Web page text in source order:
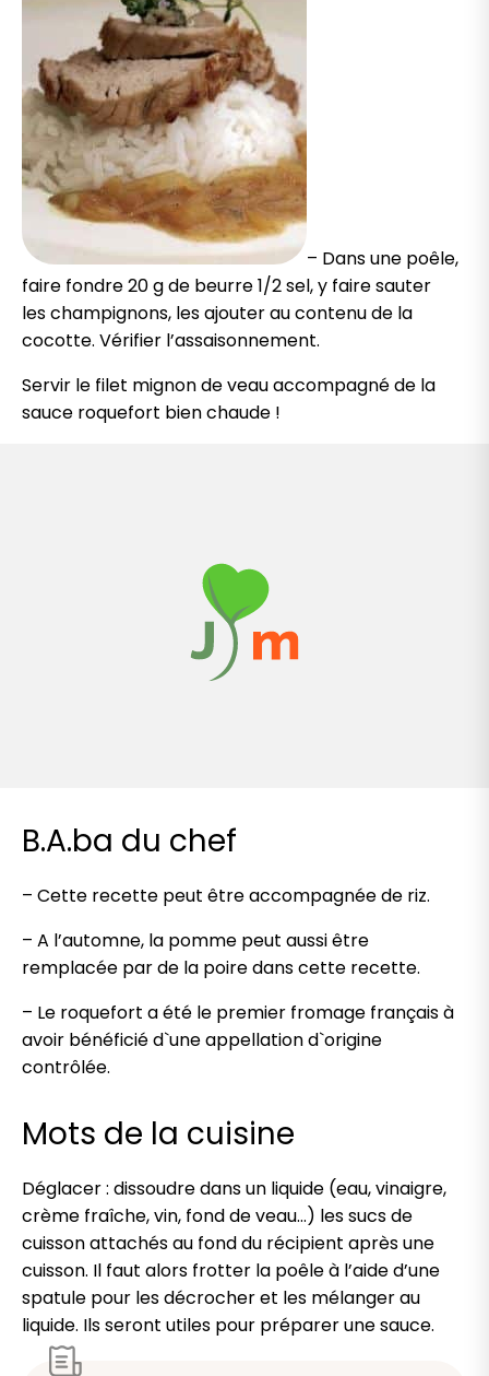
– Dans une poêle,
faire fondre 20 g de beurre 1/2 sel, y faire sauter
les champignons, les ajouter au contenu de la
cocotte. Vérifier l’assaisonnement.
Servir le filet mignon de veau accompagné de la
sauce roquefort bien chaude !
B.A.ba du chef
– Cette recette peut être accompagnée de riz.
– A l’automne, la pomme peut aussi être
remplacée par de la poire dans cette recette.
– Le roquefort a été le premier fromage français à
avoir bénéficié d`une appellation d`origine
contrôlée.
Mots de la cuisine
Déglacer : dissoudre dans un liquide (eau, vinaigre,
crème fraîche, vin, fond de veau…) les sucs de
cuisson attachés au fond du récipient après une
cuisson. Il faut alors frotter la poêle à l’aide d’une
spatule pour les décrocher et les mélanger au
liquide. Ils seront utiles pour préparer une sauce.